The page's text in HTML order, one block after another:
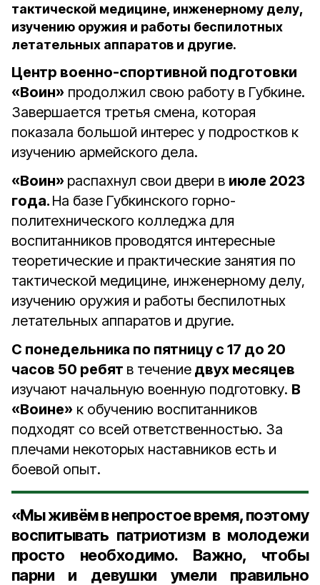
тактической медицине, инженерному делу,
изучению оружия и работы беспилотных
летательных аппаратов и другие.
Центр военно-спортивной подготовки
«Воин» продолжил свою работу в Губкине.
Завершается третья смена, которая
показала большой интерес у подростков к
изучению армейского дела.
«Воин» распахнул свои двери в июле 2023
года. На базе Губкинского горно-
политехнического колледжа для
воспитанников проводятся интересные
теоретические и практические занятия по
тактической медицине, инженерному делу,
изучению оружия и работы беспилотных
летательных аппаратов и другие.
С понедельника по пятницу с 17 до 20
часов 50 ребят в течение двух месяцев
изучают начальную военную подготовку. В
«Воине» к обучению воспитанников
подходят со всей ответственностью. За
плечами некоторых наставников есть и
боевой опыт.
«Мы живём в непростое время, поэтому
воспитывать патриотизм в молодежи
просто необходимо. Важно, чтобы
парни и девушки умели правильно